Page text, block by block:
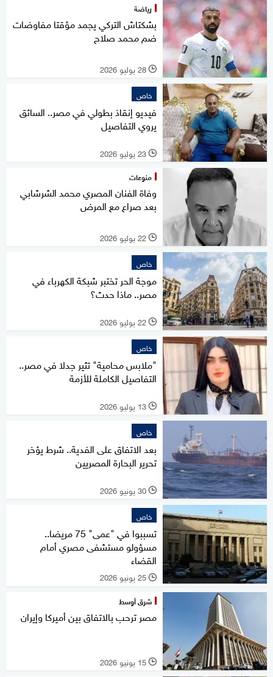
رياضة
بشكتاش التركي يجمد مؤقتا مفاوضات
ضم محمد صلاح
l 28 يوليو 2026
خاص
فيديو إنقاذ بطولي في مصر.. السائق
يروي التفاصيل
l 23 يوليو 2026
منوعات
وفاة الفنان المصري محمد الشرشابي
بعد صراع مع المرض
l 22 يوليو 2026
خاص
موجة الحر تختبر شبكة الكهرباء في
مصر.. ماذا حدث؟
l 22 يوليو 2026
خاص
"ملابس محامية" تثير جدلا في مصر..
التفاصيل الكاملة للأزمة
l 13 يوليو 2026
خاص
بعد الاتفاق على الفدية.. شرط يؤخر
تحرير البحارة المصريين
l 30 يونيو 2026
خاص
تسببوا في "عمى" 75 مريضا..
مسؤولو مستشفى مصري أمام
القضاء
l 25 يونيو 2026
شرق أوسط
مصر ترحب بالاتفاق بين أميركا وإيران
l 15 يونيو 2026